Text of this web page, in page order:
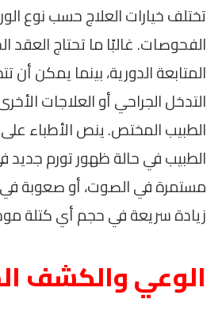
تختلف خيارات العلاج حسب نوع
الفحوصات. غالبًا ما تحتاج العقد
المتابعة الدورية، بينما يمكن
التدخل الجراحي أو العلاجات
الطبيب المختص. ينص الأطباء
الطبيب في حالة ظهور تورم جديد
مستمرة في الصوت، أو صعوبة في
زيادة سريعة في حجم أي كتلة
الوعي والكشف